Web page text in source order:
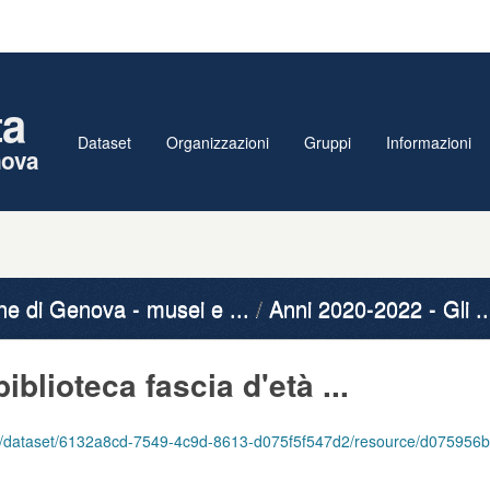
Dataset Organizzazioni Gruppi Informazioni
di Genova - musei e ... Anni 2020-2022 - Gli
fascia d'età ...
7549-4c9d-8613-d075f5f547d2/resource/d075956b-67d5-4f19-b62a-a65339bd2d2b/